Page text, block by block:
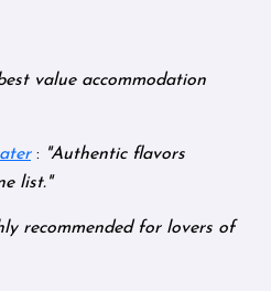
value accommodation
:
Authentic flavors
list.
recommended for lovers of